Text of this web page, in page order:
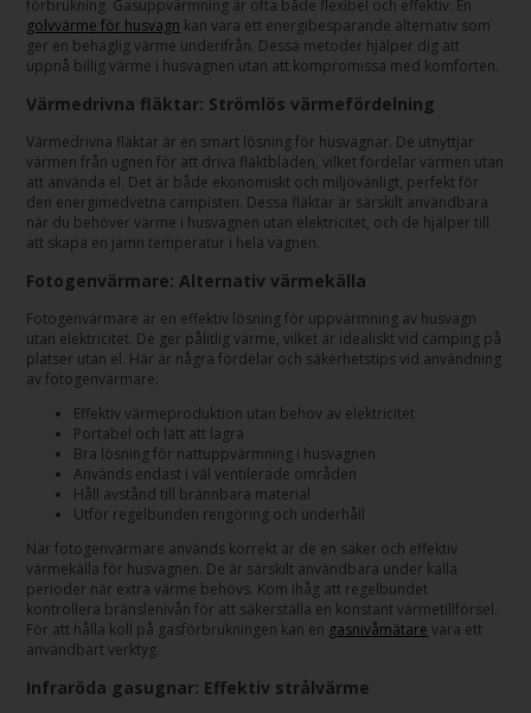
förbrukning. Gasuppvärmning är ofta både flexibel och effektiv. En
golvvärme för husvagn kan vara ett energibesparande alternativ som
ger en behaglig värme underifrån. Dessa metoder hjälper dig att
uppnå billig värme i husvagnen utan att kompromissa med komforten.
Värmedrivna fläktar: Strömlös värmefördelning
Värmedrivna fläktar är en smart lösning för husvagnar. De utnyttjar
värmen från ugnen för att driva fläktbladen, vilket fördelar värmen utan
att använda el. Det är både ekonomiskt och miljövänligt, perfekt för
den energimedvetna campisten. Dessa fläktar är särskilt användbara
när du behöver värme i husvagnen utan elektricitet, och de hjälper till
att skapa en jämn temperatur i hela vagnen.
Fotogenvärmare: Alternativ värmekälla
Fotogenvärmare är en effektiv lösning för uppvärmning av husvagn
utan elektricitet. De ger pålitlig värme, vilket är idealiskt vid camping på
platser utan el. Här är några fördelar och säkerhetstips vid användning
av fotogenvärmare:
Effektiv värmeproduktion utan behov av elektricitet
Portabel och lätt att lagra
Bra lösning för nattuppvärmning i husvagnen
Används endast i väl ventilerade områden
Håll avstånd till brännbara material
Utför regelbunden rengöring och underhåll
När fotogenvärmare används korrekt är de en säker och effektiv
värmekälla för husvagnen. De är särskilt användbara under kalla
perioder när extra värme behövs. Kom ihåg att regelbundet
kontrollera bränslenivån för att säkerställa en konstant värmetillförsel.
För att hålla koll på gasförbrukningen kan en gasnivåmätare vara ett
användbart verktyg.
Infraröda gasugnar: Effektiv strålvärme